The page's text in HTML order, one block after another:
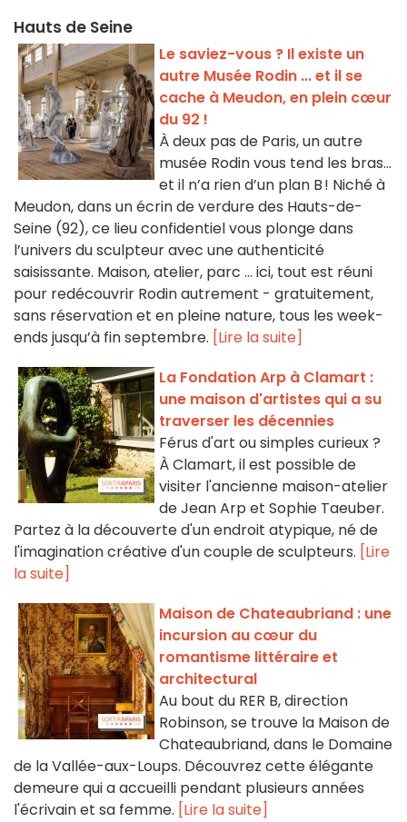
Hauts de Seine
Le saviez-vous ? Il existe un
autre Musée Rodin ... et il se
cache à Meudon, en plein cœur
du 92 !
À deux pas de Paris, un autre
musée Rodin vous tend les bras…
et il n’a rien d’un plan B ! Niché à
Meudon, dans un écrin de verdure des Hauts-de-
Seine (92), ce lieu confidentiel vous plonge dans
l’univers du sculpteur avec une authenticité
saisissante. Maison, atelier, parc ... ici, tout est réuni
pour redécouvrir Rodin autrement - gratuitement,
sans réservation et en pleine nature, tous les week-
ends jusqu’à fin septembre. [Lire la suite]
La Fondation Arp à Clamart :
une maison d'artistes qui a su
traverser les décennies
Férus d'art ou simples curieux ?
À Clamart, il est possible de
visiter l'ancienne maison-atelier
de Jean Arp et Sophie Taeuber.
Partez à la découverte d'un endroit atypique, né de
l'imagination créative d'un couple de sculpteurs. [Lire
la suite]
Maison de Chateaubriand : une
incursion au cœur du
romantisme littéraire et
architectural
Au bout du RER B, direction
Robinson, se trouve la Maison de
Chateaubriand, dans le Domaine
de la Vallée-aux-Loups. Découvrez cette élégante
demeure qui a accueilli pendant plusieurs années
l'écrivain et sa femme. [Lire la suite]